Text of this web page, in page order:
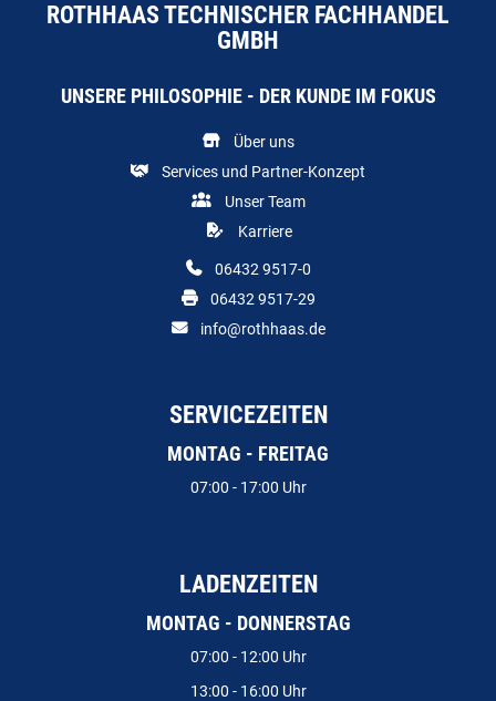
ROTHHAAS TECHNISCHER FACHHANDEL
GMBH
UNSERE PHILOSOPHIE - DER KUNDE IM FOKUS
Über uns
Services und Partner-Konzept
Unser Team
Karriere
06432 9517-0
06432 9517-29
info@rothhaas.de
SERVICEZEITEN
MONTAG - FREITAG
07:00 - 17:00 Uhr
LADENZEITEN
MONTAG - DONNERSTAG
07:00 - 12:00 Uhr
13:00 - 16:00 Uhr